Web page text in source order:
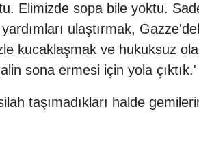
Elimizde sopa bile yoktu.
ulaştırmak,
kucaklaşmak ve hukuksuz
sona ermesi için yola çıktık.'
taşımadıkları halde